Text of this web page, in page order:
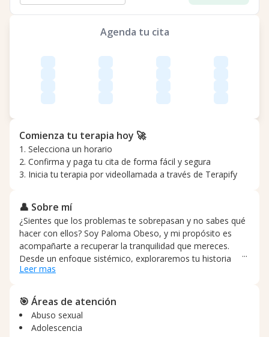
Agenda tu cita
Comienza tu terapia hoy 🚀
1. Selecciona un horario
2. Confirma y paga tu cita de forma fácil y segura
3. Inicia tu terapia por videollamada a través de Terapify
👤 Sobre mí
¿Sientes que los problemas te sobrepasan y no sabes qué
hacer con ellos? Soy Paloma Obeso, y mi propósito es
acompañarte a recuperar la tranquilidad que mereces.
Desde un enfoque sistémico, exploraremos tu historia
para comprenderla en profundidad y descubrir juntos
soluciones, no a quedarte atrapado en los problemas.
Quiero ofrecerte un camino distinto, creado especialmente
para ti, donde no tengas que compararte con nadie y
puedas sentirte en un espacio seguro. Elige hoy tu primera
Leer mas
🎯 Áreas de atención
Abuso sexual
Adolescencia